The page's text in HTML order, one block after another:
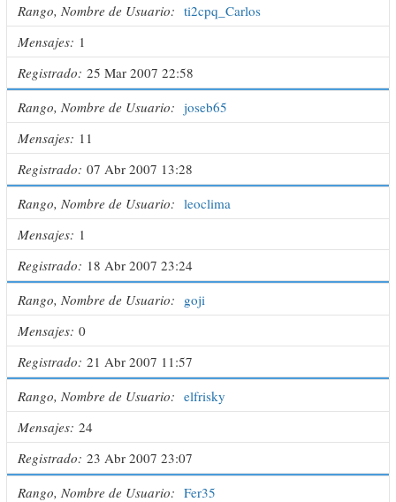
Rango, Nombre de Usuario
ti2cpq_Carlos
Mensajes 1
Registrado 25 Mar 2007 22:58
Rango, Nombre de Usuario
joseb65
Mensajes 11
Registrado 07 Abr 2007 13:28
Rango, Nombre de Usuario
leoclima
Mensajes 1
Registrado
18 Abr 2007 23:24
Rango, Nombre de Usuario
goji
Mensajes 0
Registrado 21 Abr 2007 11:57
Rango, Nombre de Usuario
elfrisky
Mensajes 24
Registrado 23 Abr 2007 23:07
Rango, Nombre de Usuario
Fer35